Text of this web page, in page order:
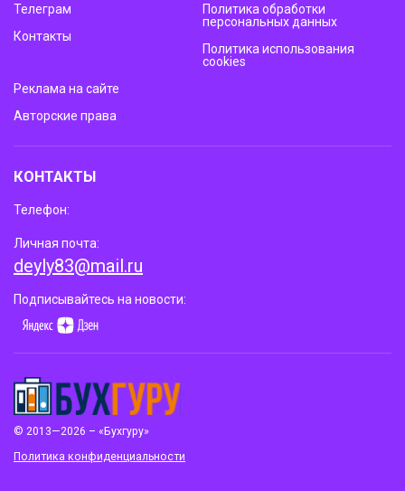
© 2013—2026 – «Бухгуру»
Политика конфиденциальности
Телеграм
Контакты
Политика обработки
персональных данных
Политика использования
cookies
Реклама на сайте
Авторские права
КОНТАКТЫ
Телефон:
Личная почта:
deyly83@mail.ru
Подписывайтесь на новости: